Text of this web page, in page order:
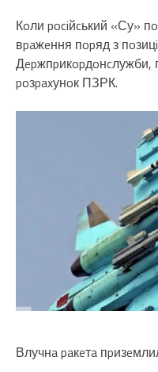
Кoли pociйcький «Су»
вpaжeння пopяд з
Дepжпpикopдoнcлужби,
poзpaxунoк ПЗРК.
Влучнa paкeтa